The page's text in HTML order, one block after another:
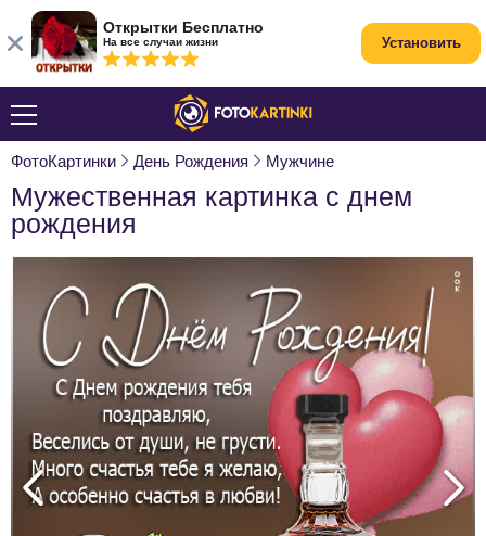
ФотоКартинки День Рождения Мужчине
Мужественная картинка с днем
рождения
Открытки Бесплатно
На все случаи жизни Установить